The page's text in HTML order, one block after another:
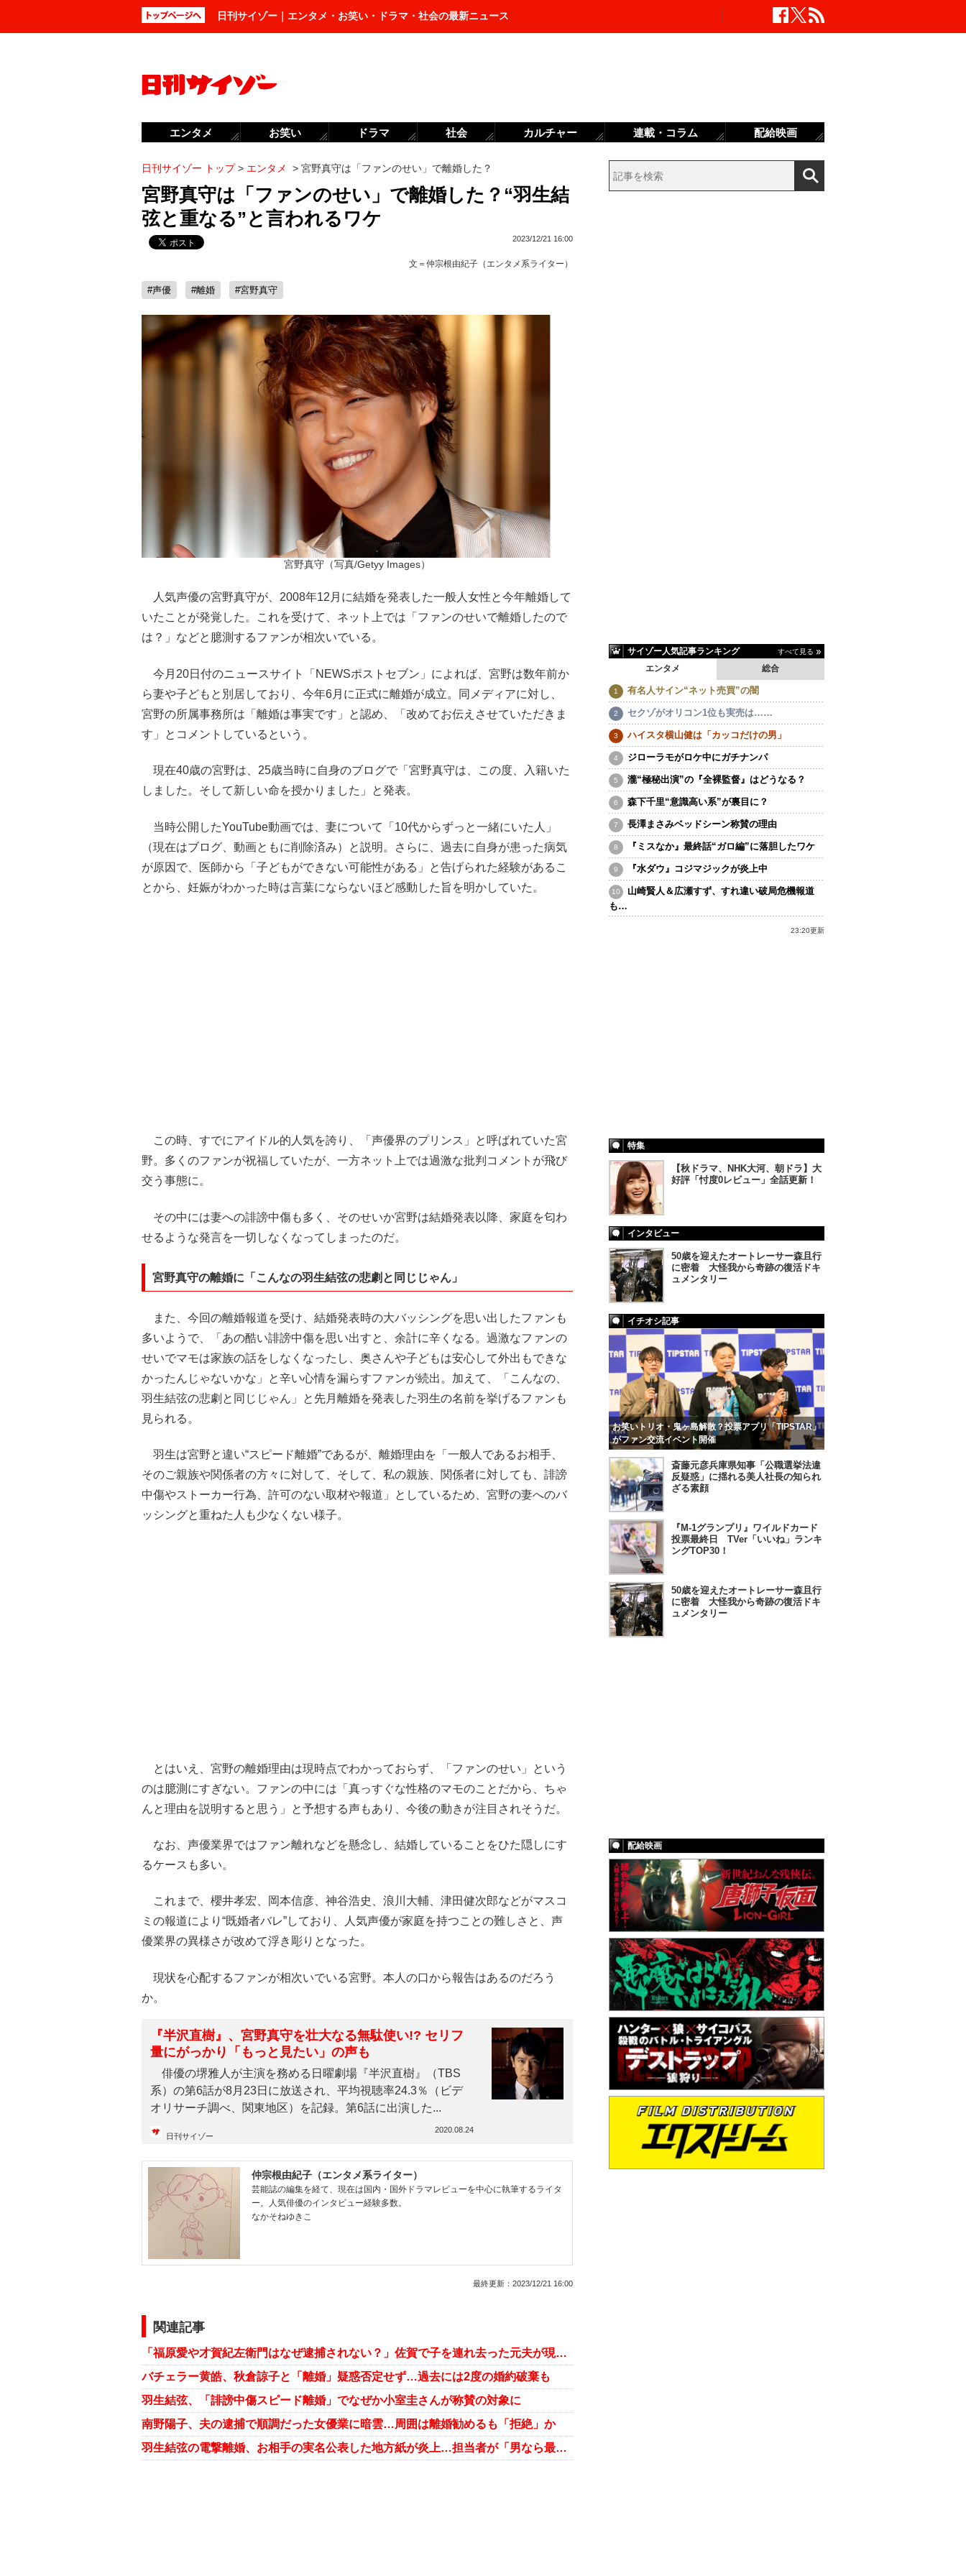
日刊サイゾー｜エンタメ・お笑い・ドラマ・社会の最新ニュース
日刊サイゾー トップ> エンタメ > 宮野真守は「ファンのせい」で離婚した？
宮野真守は「ファンのせい」で離婚した？“羽生結
弦と重なる”と言われるワケ
2023/12/21 16:00
文＝ 仲宗根由紀子（エンタメ系ライター）
#声優 #離婚 #宮野真守
宮野真守（写真/Getyy Images）
人気声優の宮野真守が、2008年12月に結婚を発表した一般人女性と今年離婚して
いたことが発覚した。これを受けて、ネット上では「ファンのせいで離婚したので
は？」などと臆測するファンが相次いでいる。
今月20日付のニュースサイト「NEWSポストセブン」によれば、宮野は数年前か
ら妻や子どもと別居しており、今年6月に正式に離婚が成立。同メディアに対し、
宮野の所属事務所は「離婚は事実です」と認め、「改めてお伝えさせていただきま
す」とコメントしているという。
現在40歳の宮野は、25歳当時に自身のブログで「宮野真守は、この度、入籍いた
しました。そして新しい命を授かりました」と発表。
当時公開したYouTube動画では、妻について「10代からずっと一緒にいた人」
（現在はブログ、動画ともに削除済み）と説明。さらに、過去に自身が患った病気
が原因で、医師から「子どもができない可能性がある」と告げられた経験があるこ
とから、妊娠がわかった時は言葉にならないほど感動した旨を明かしていた。
この時、すでにアイドル的人気を誇り、「声優界のプリンス」と呼ばれていた宮
野。多くのファンが祝福していたが、一方ネット上では過激な批判コメントが飛び
交う事態に。
その中には妻への誹謗中傷も多く、そのせいか宮野は結婚発表以降、家庭を匂わ
せるような発言を一切しなくなってしまったのだ。
宮野真守の離婚に「こんなの羽生結弦の悲劇と同じじゃん」
また、今回の離婚報道を受け、結婚発表時の大バッシングを思い出したファンも
多いようで、「あの酷い誹謗中傷を思い出すと、余計に辛くなる。過激なファンの
せいでマモは家族の話をしなくなったし、奥さんや子どもは安心して外出もできな
かったんじゃないかな」と辛い心情を漏らすファンが続出。加えて、「こんなの、
羽生結弦の悲劇と同じじゃん」と先月離婚を発表した羽生の名前を挙げるファンも
見られる。
羽生は宮野と違い“スピード離婚”であるが、離婚理由を「一般人であるお相手、
そのご親族や関係者の方々に対して、そして、私の親族、関係者に対しても、誹謗
中傷やストーカー行為、許可のない取材や報道」としているため、宮野の妻へのバ
ッシングと重ねた人も少なくない様子。
とはいえ、宮野の離婚理由は現時点でわかっておらず、「ファンのせい」という
のは臆測にすぎない。ファンの中には「真っすぐな性格のマモのことだから、ちゃ
んと理由を説明すると思う」と予想する声もあり、今後の動きが注目されそうだ。
なお、声優業界ではファン離れなどを懸念し、結婚していることをひた隠しにす
るケースも多い。
これまで、櫻井孝宏、岡本信彦、神谷浩史、浪川大輔、津田健次郎などがマスコ
ミの報道により“既婚者バレ”しており、人気声優が家庭を持つことの難しさと、声
優業界の異様さが改めて浮き彫りとなった。
現状を心配するファンが相次いでいる宮野。本人の口から報告はあるのだろう
か。
『半沢直樹』、宮野真守を壮大なる無駄使い!? セリフ
量にがっかり「もっと見たい」の声も
俳優の堺雅人が主演を務める日曜劇場『半沢直樹』（TBS
系）の第6話が8月23日に放送され、平均視聴率24.3％（ビデ
オリサーチ調べ、関東地区）を記録。第6話に出演した...
日刊サイゾー
2020.08.24
仲宗根由紀子（エンタメ系ライター）
芸能誌の編集を経て、現在は国内・国外ドラマレビューを中心に執筆するライタ
ー。人気俳優のインタビュー経験多数。
なかそねゆきこ
最終更新： 2023/12/21 16:00
関連記事
「福原愛や才賀紀左衛門はなぜ逮捕されない？」佐賀で子を連れ去った元夫が現行犯逮捕
バチェラー黄皓、秋倉諒子と「離婚」疑惑否定せず…過去には2度の婚約破棄も
羽生結弦、「誹謗中傷スピード離婚」でなぜか小室圭さんが称賛の対象に
南野陽子、夫の逮捕で順調だった女優業に暗雲…周囲は離婚勧めるも「拒絶」か
羽生結弦の電撃離婚、お相手の実名公表した地方紙が炎上…担当者が「男なら最後まで守り抜け」と反論で火に油
サイゾー人気記事ランキング すべて見る
エンタメ 総合
有名人サイン“ネット売買”の闇
セクゾがオリコン1位も実売は……
ハイスタ横山健は「カッコだけの男」
ジローラモがロケ中にガチナンパ
瀧“極秘出演”の『全裸監督』はどうなる？
森下千里“意識高い系”が裏目に？
長澤まさみベッドシーン称賛の理由
『ミスなか』最終話“ガロ編”に落胆したワケ
『水ダウ』コジマジックが炎上中
山崎賢人＆広瀬すず、すれ違い破局危機報道
も…
23:20更新
特集
【秋ドラマ、NHK大河、朝ドラ】大
好評「忖度0レビュー」全話更新！
インタビュー
50歳を迎えたオートレーサー森且行
に密着 大怪我から奇跡の復活ドキ
ュメンタリー
イチオシ記事
お笑いトリオ・鬼ヶ島解散？投票アプリ「TIPSTAR」
がファン交流イベント開催
斎藤元彦兵庫県知事「公職選挙法違
反疑惑」に揺れる美人社長の知られ
ざる素顔
『M-1グランプリ』ワイルドカード
投票最終日 TVer「いいね」ランキ
ングTOP30！
50歳を迎えたオートレーサー森且行
に密着 大怪我から奇跡の復活ドキ
ュメンタリー
配給映画
エンタメ お笑い ドラマ 社会 カルチャー 連載・コラム 配給映画